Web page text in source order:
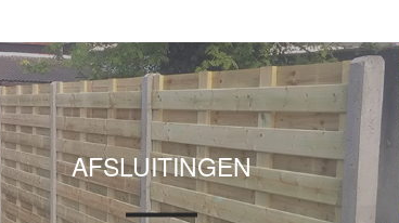
AFSLUITINGEN